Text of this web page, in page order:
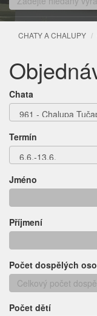
CHATY A CHALUPY
Chata
Termín
Jméno
Příjmení
Počet dospělých
Počet dětí